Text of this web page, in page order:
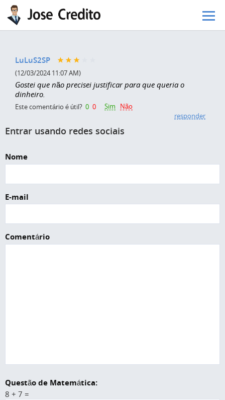
Pular para o conteúdo principal
LuLuS2SP
(12/03/2024 11:07 AM)
Gostei que não precisei justificar para que queria o
dinheiro.
Este comentário é útil? 0 0 Sim
Não
responder
Entrar usando redes sociais
Nome
E-mail
Comentário
Questão de Matemática:
8 + 7 =